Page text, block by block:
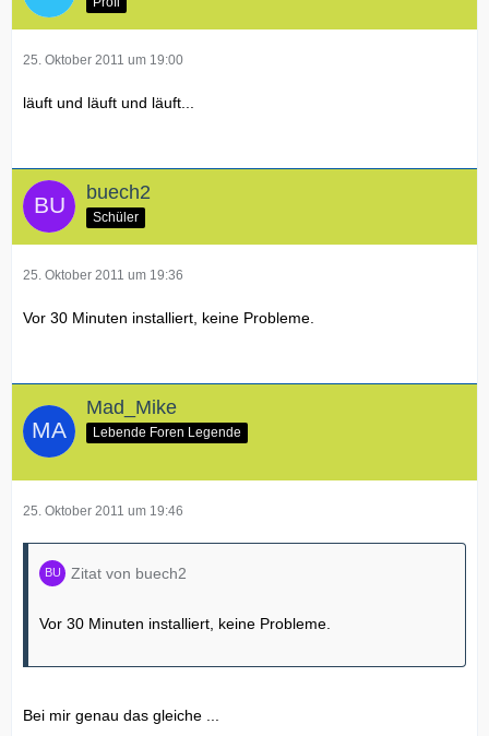
25. Oktober 2011 um 19:00
läuft und läuft und läuft...
buech2
Schüler
25. Oktober 2011 um 19:36
Vor 30 Minuten installiert, keine Probleme.
Mad_Mike
Lebende Foren Legende
25. Oktober 2011 um 19:46
Zitat von buech2
Vor 30 Minuten installiert, keine Probleme.
Bei mir genau das gleiche ...